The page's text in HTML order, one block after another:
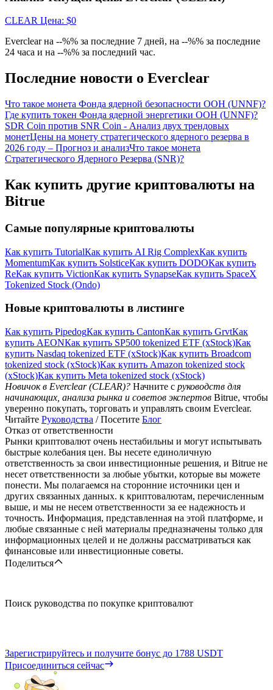
Скачать
приложение Bitrue
CLEAR Цена: $0
Everclear на --%% за последние 7 дней, на --%% за последние
24 часа и на --%% за последний час.
Последние новости о Everclear
Что такое монета Фонда ядерной безопасности ООН (UNNF)?
Где купить токен Фонда ядерной энергетики ООН (UNNF)?
SDR Coin против SNR Coin - Анализ двух трендовых
монетЦены на монету стратегического ядерного резерва в
2026 году – Прогноз и анализЧто такое монета
Стратегического Ядерного Резерва (SNR)?
Как купить другие криптовалюты на
Bitrue
Самые популярные криптовалюты
Как купить TutorialКак купить AI Rig ComplexКак купить
MomentumКак купить SolsticeКак купить DODOКак купить
ReКак купить VictionКак купить SynapseКак купить SpaceX
Tokenized Stock (Ondo)
Новые криптовалюты в листинге
Как купить PipedogКак купить CantonКак купить GrvtКак
купить AEONКак купить SP500 tokenized ETF (xStock)Как
купить Nasdaq tokenized ETF (xStock)Как купить Broadcom
tokenized stock (xStock)Как купить Amazon tokenized stock
(xStock)Как купить Meta tokenized stock (xStock)
Новичок в Everclear (CLEAR)? Начните с руководств для
начинающих, анализа рынка и советов экспертов Bitrue, чтобы
уверенно покупать, торговать и управлять своим Everclear.
Читайте Руководства / Посетите Блог
Отказ от ответственности
Рынки криптовалют очень нестабильны и могут испытывать
быстрые колебания цен. Вы несете единоличную
ответственность за свои инвестиционные решения, и Bitrue не
несет ответственности за любые убытки, которые вы можете
понести. Мы полагаемся на сторонние источники цен и
других связанных данных. к криптовалютам, перечисленным
выше, и мы не несем ответственности за ее надежность и
точность. Информация, представленная на этой платформе, и
любые связанные с ней материалы предназначены только для
информационных целей и не должны рассматриваться как
финансовые или инвестиционные советы.
Поделиться
Поиск руководства по покупке криптовалют
Зарегистрируйтесь и получите бонус до 1788 USDT
Присоединиться сейчас